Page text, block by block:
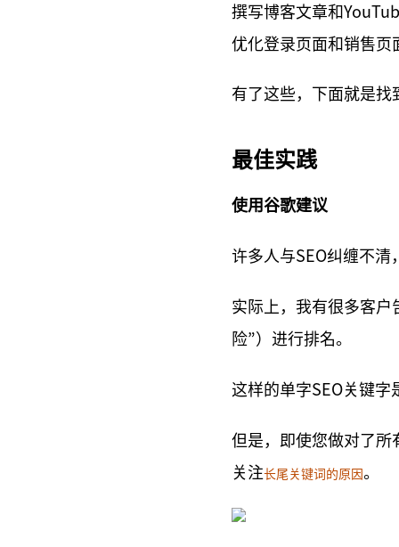
撰写博客文章和
优化登录页面和销售页
有了这些，下面就是找
最佳实践
使用谷歌建议
许多人与SEO纠缠不
实际上，我有很多客户
险”）进行排名。
这样的单字SEO关键
但是，即使您做对了所
关注长尾关键词的原因 。